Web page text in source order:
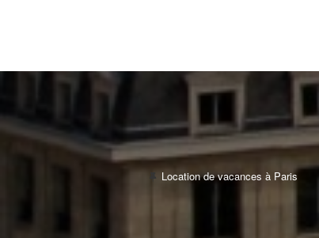
Location de vacances à Paris